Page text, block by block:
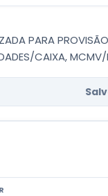
PARA PROVISÃO
CAIXA, MCMV/